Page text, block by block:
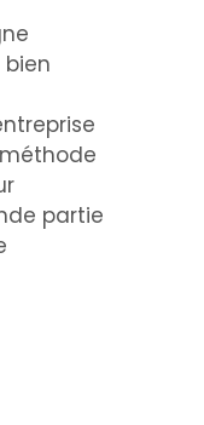
partie